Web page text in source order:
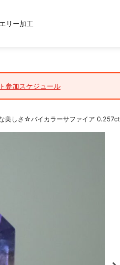
リー加工
参加スケジュール
美しさ☆バイカラーサファイア 0.257ct